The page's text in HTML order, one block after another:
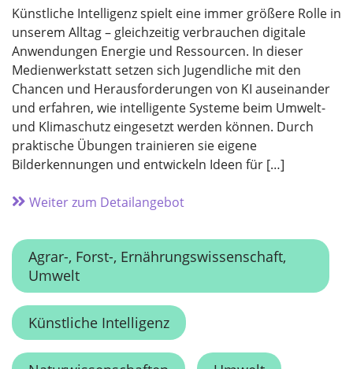
Künstliche Intelligenz spielt eine immer größere Rolle in
unserem Alltag – gleichzeitig verbrauchen digitale
Anwendungen Energie und Ressourcen. In dieser
Medienwerkstatt setzen sich Jugendliche mit den
Chancen und Herausforderungen von KI auseinander
und erfahren, wie intelligente Systeme beim Umwelt-
und Klimaschutz eingesetzt werden können. Durch
praktische Übungen trainieren sie eigene
Bilderkennungen und entwickeln Ideen für […]
Weiter zum Detailangebot
Agrar-, Forst-, Ernährungswissenschaft,
Umwelt
Künstliche Intelligenz